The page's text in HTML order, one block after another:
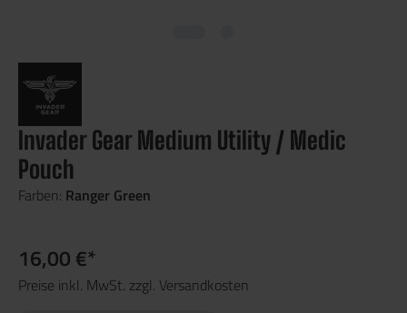
Invader Gear Medium Utility / Medic
Pouch
Farben: Ranger Green
16,00 €*
Preise inkl. MwSt. zzgl. Versandkosten